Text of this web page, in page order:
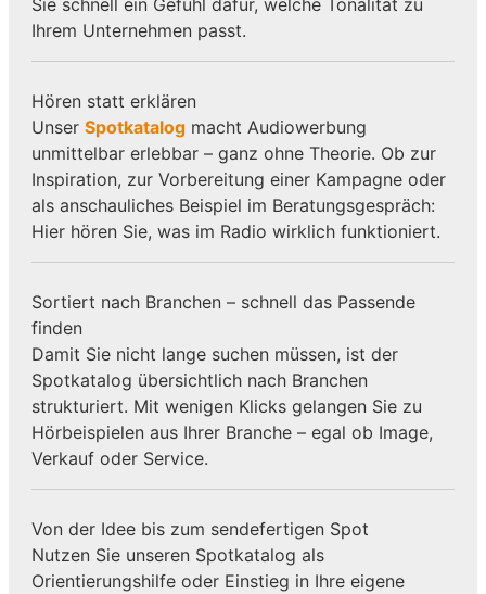
Ihrem Unternehmen passt.
Hören statt erklären
Unser Spotkatalogmacht Audiowerbung
unmittelbar erlebbar – ganz ohne Theorie. Ob zur
Inspiration, zur Vorbereitung einer Kampagne oder
als anschauliches Beispiel im Beratungsgespräch:
Hier hören Sie, was im Radio wirklich funktioniert.
Sortiert nach Branchen – schnell das Passende
finden
Damit Sie nicht lange suchen müssen, ist der
Spotkatalog übersichtlich nach Branchen
strukturiert. Mit wenigen Klicks gelangen Sie zu
Hörbeispielen aus Ihrer Branche – egal ob Image,
Verkauf oder Service.
Von der Idee bis zum sendefertigen Spot
Nutzen Sie unseren Spotkatalog als
Orientierungshilfe oder Einstieg in Ihre eigene